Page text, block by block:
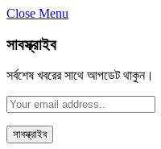
Close Menu
সাবস্ক্রাইব
সর্বশেষ খবরের সাথে আপডেট থাকুন।